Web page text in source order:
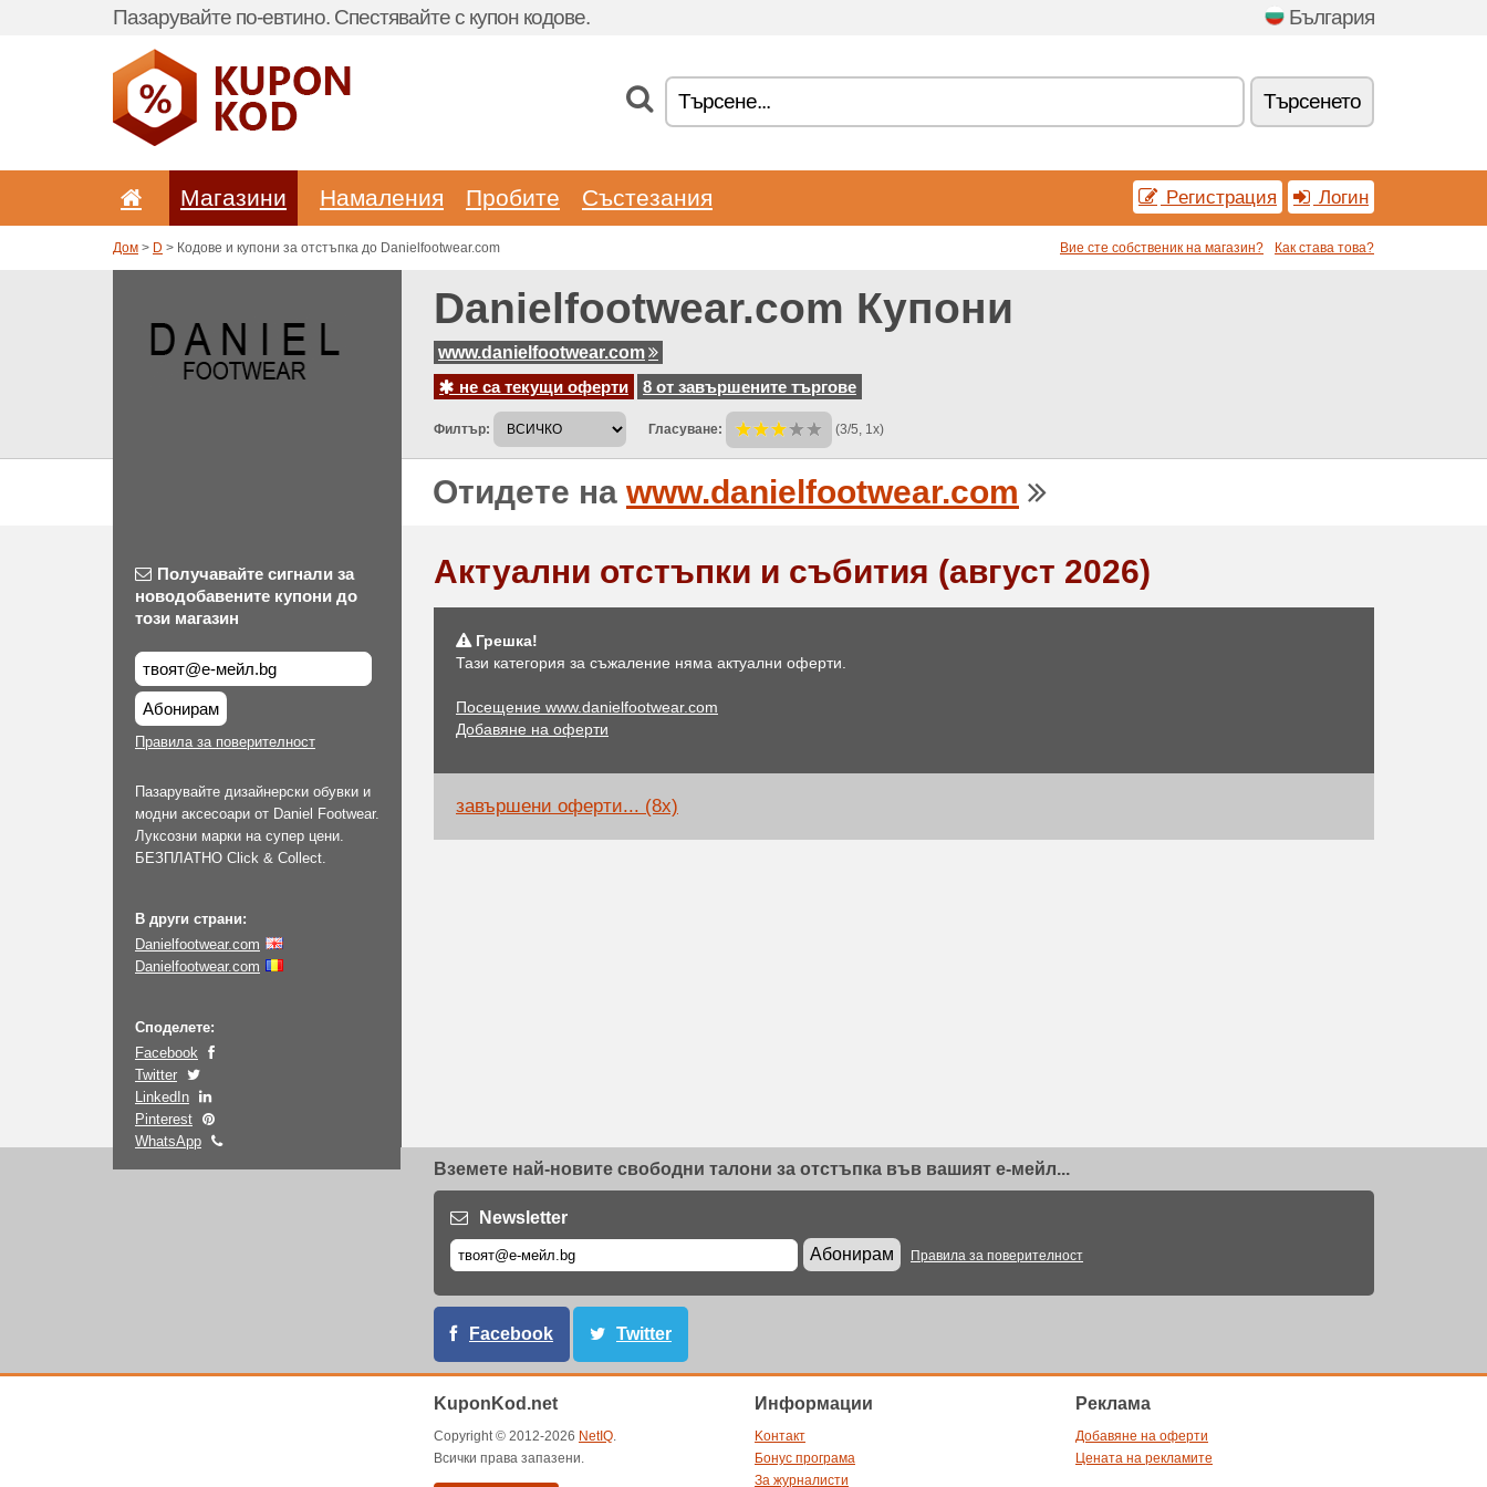
Пазарувайте по-евтино. Спестявайте с купон кодове. България
Tърсенетo
Магазини Hамаления Пробите Състезания Pегистрация Логин
Дом > D > Кодове и купони за отстъпка до Danielfootwear.com Вие сте собственик на магазин? Как става това?
Danielfootwear.com Купони
www.danielfootwear.com
не са текущи оферти
8 от завършените търгове
Филтър: Гласуване: (3/5, 1x)
Отидете на www.danielfootwear.com
Получавайте сигнали за
новодобавените купони до
този магазин
Абонирам
Правила за поверителност
Пазарувайте дизайнерски обувки и
модни аксесоари от Daniel Footwear.
Луксозни марки на супер цени.
БЕЗПЛАТНО Click & Collect.
В други страни:
Danielfootwear.com
Danielfootwear.com
Споделете:
Facebook
Twitter
LinkedIn
Pinterest
WhatsApp
Актуални отстъпки и събития (август 2026)
Грешка!
Тази категория за съжаление няма актуални оферти.
Посещение www.danielfootwear.com
Добавяне на оферти
завършени оферти... (8x)
Вземете най-новите свободни талони за отстъпка във вашият е-мейл...
Newsletter
Абонирам
Правила за поверителност
Facebook Twitter
KuponKod.net
Copyright © 2012-2026 NetIQ.
Всички права запазени.
Информации
Kонтакт
Бонус програма
За журналисти
Pеклама
Добавяне на оферти
Цената на рекламите